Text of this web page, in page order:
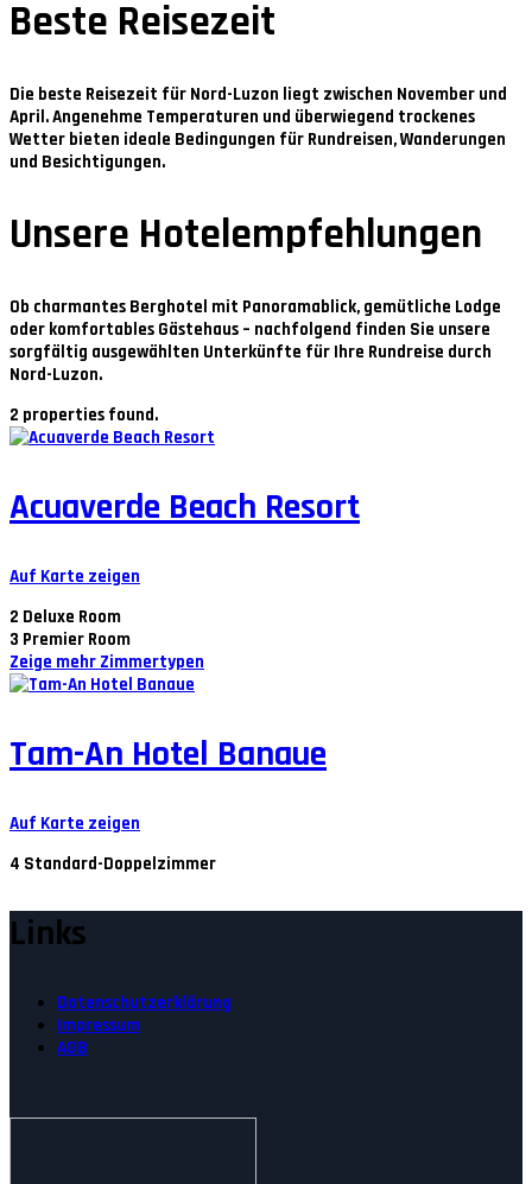
Beste Reisezeit
Die beste Reisezeit für Nord-Luzon liegt zwischen November und
April. Angenehme Temperaturen und überwiegend trockenes
Wetter bieten ideale Bedingungen für Rundreisen, Wanderungen
und Besichtigungen.
Unsere Hotelempfehlungen
Ob charmantes Berghotel mit Panoramablick, gemütliche Lodge
oder komfortables Gästehaus – nachfolgend finden Sie unsere
sorgfältig ausgewählten Unterkünfte für Ihre Rundreise durch
Nord-Luzon.
2 properties found.
Acuaverde Beach Resort
Auf Karte zeigen
2 Deluxe Room
3 Premier Room
Zeige mehr Zimmertypen
Tam-An Hotel Banaue
Auf Karte zeigen
4 Standard-Doppelzimmer
Links
Datenschutzerklärung
Impressum
AGB